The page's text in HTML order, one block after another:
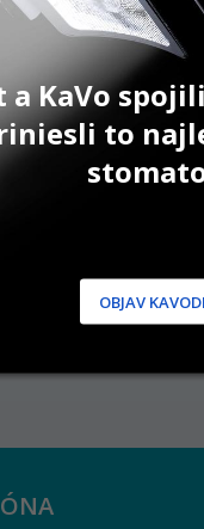
G-Cem Try-In
1,5 g
42,90€
a KaVo
to
OBJAV